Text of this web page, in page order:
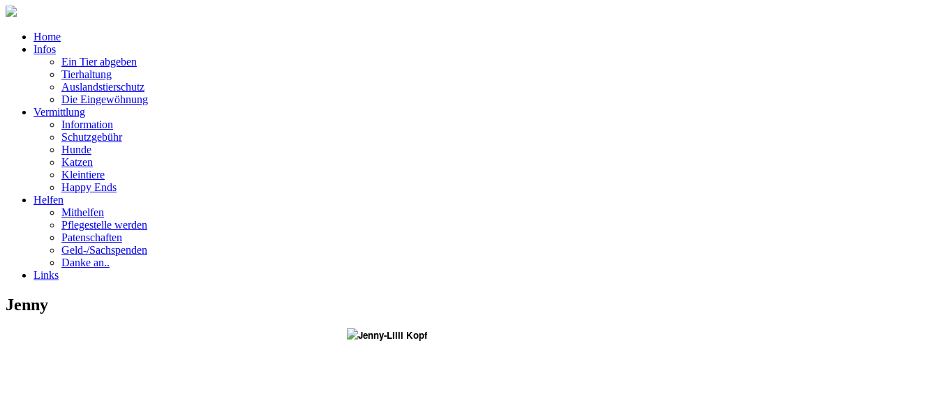
Home
Infos
Ein Tier abgeben
Tierhaltung
Auslandstierschutz
Die Eingewöhnung
Vermittlung
Information
Schutzgebühr
Hunde
Katzen
Kleintiere
Happy Ends
Helfen
Mithelfen
Pflegestelle werden
Patenschaften
Geld-/Sachspenden
Danke an..
Links
Jenny